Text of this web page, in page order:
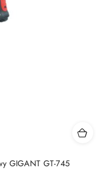
GIGANT GT-745